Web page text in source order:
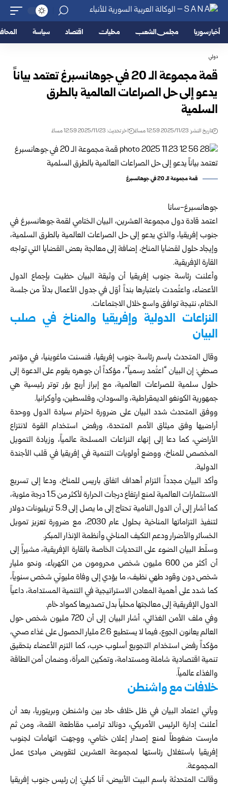
أخبار سوريا مجلس الشعب محليات اقتصاد سياسة
دولي
قمة مجموعة الـ 20 في جوهانسبرغ تعتمد بياناً
يدعو إلى حل الصراعات العالمية بالطرق
السلمية
تاريخ النشر: 2025/11/23 12:59 مساءً اخر تحديث: 2025/11/23 12:59 مساءً
قمة مجموعة الـ 20 في جوهانسبرغ
جوهانسبرغ-سانا
اعتمد قادة دول مجموعة العشرين، البيان الختامي لقمة جوهانسبرغ في
جنوب إفريقيا، والذي يدعو إلى حل الصراعات العالمية بالطرق السلمية،
وإيجاد حلول لقضايا المناخ، إضافة إلى معالجة بعض القضايا التي تواجه
القارة الإفريقية.
وأعلنت رئاسة جنوب إفريقيا أن وثيقة البيان حظيت بإجماع الدول
الأعضاء، واعتُمدت باعتبارها بنداً أوّل في جدول الأعمال بدلاً من جلسة
الختام، نتيجة توافق واسع خلال الاجتماعات.
النزاعات الدولية وإفريقيا والمناخ في صلب
البيان
وقال المتحدث باسم رئاسة جنوب إفريقيا، فنسنت ماغوينيا، في مؤتمر
صحفي: إن البيان “اعتُمد رسمياً”، مؤكداً أن جوهره يقوم على الدعوة إلى
حلول سلمية للصراعات العالمية، مع إبراز أربع بؤر توتر رئيسية هي
جمهورية الكونغو الديمقراطية، والسودان، وفلسطين، وأوكرانيا.
ووفق المتحدث شدد البيان على ضرورة احترام سيادة الدول ووحدة
أراضيها وفق ميثاق الأمم المتحدة، ورفض استخدام القوة لانتزاع
الأراضي، كما دعا إلى إنهاء النزاعات المسلحة عالمياً، وزيادة التمويل
المخصص للمناخ، ووضع أولويات التنمية في إفريقيا في قلب الأجندة
الدولية.
وأكد البيان مجدداً التزام أهداف اتفاق باريس للمناخ، ودعا إلى تسريع
الاستثمارات العالمية لمنع ارتفاع درجات الحرارة لأكثر من 1.5 درجة مئوية،
كما أشار إلى أن الدول النامية تحتاج إلى ما يصل إلى 5.9 تريليونات دولار
لتنفيذ التزاماتها المناخية بحلول عام 2030، مع ضرورة تعزيز تمويل
الخسائر والأضرار ودعم التكيف المناخي وأنظمة الإنذار المبكر.
وسلّط البيان الضوء على التحديات الخاصة بالقارة الإفريقية، مشيراً إلى
أن أكثر من 600 مليون شخص محرومون من الكهرباء، ونحو مليار
شخص دون وقود طهي نظيف، ما يؤدي إلى وفاة مليونَي شخص سنوياً،
كما شدد على أهمية المعادن الاستراتيجية في التنمية المستدامة، داعياً
الدول الإفريقية إلى معالجتها محلياً بدل تصديرها كمواد خام.
وفي ملف الأمن الغذائي، أشار البيان إلى أن 720 مليون شخص حول
العالم يعانون الجوع، فيما لا يستطيع 2.6 مليار الحصول على غذاء صحي،
مؤكداً رفض استخدام التجويع أسلوب حرب، كما التزم الأعضاء بتحقيق
تنمية اقتصادية شاملة ومستدامة، وتمكين المرأة، وضمان أمن الطاقة
والغذاء عالمياً.
خلافات مع واشنطن
ويأتي اعتماد البيان في ظل خلاف حاد بين واشنطن وبريتوريا، بعد أن
أعلنت إدارة الرئيس الأمريكي، دونالد ترامب مقاطعة القمة، ومن ثم
مارست ضغوطاً لمنع إصدار إعلان ختامي، ووجهت اتهامات لجنوب
إفريقيا باستغلال رئاستها لمجموعة العشرين لتقويض مبادئ عمل
المجموعة.
وقالت المتحدثة باسم البيت الأبيض، آنا كيلي: إن رئيس جنوب إفريقيا